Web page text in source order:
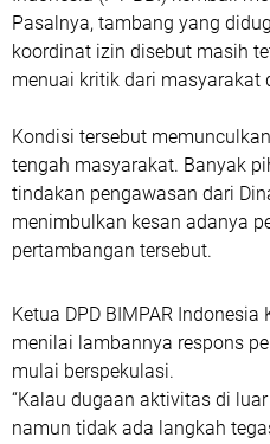
Pasalnya, tambang yang
koordinat izin disebut masih
menuai kritik dari masyarakat
Kondisi tersebut
tengah masyarakat. Banyak
tindakan pengawasan dari
menimbulkan kesan adanya
pertambangan tersebut.
Ketua DPD BIMPAR
menilai lambannya respons
mulai berspekulasi.
“Kalau dugaan aktivitas di
namun tidak ada langkah